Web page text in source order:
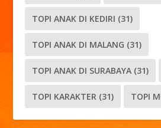
TOPI ANAK DI KEDIRI (31)
TOPI ANAK DI MALANG (31)
TOPI ANAK DI SURABAYA (31)
TOPI KARAKTER (31) TOPI